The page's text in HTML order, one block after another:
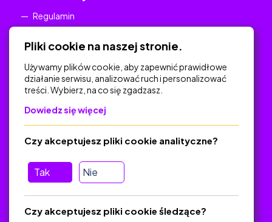
Regulamin
Na skróty
Polityka Prywatności
Regulamin
O platformie
Baza materiałów dydaktycznych
Jak zostać autorem
FAQ
Pliki cookie na naszej stronie.
Używamy plików cookie, aby zapewnić prawidłowe
działanie serwisu, analizować ruch i personalizować
treści. Wybierz, na co się zgadzasz.
Dowiedz się więcej
Tak Nie
Czy akceptujesz pliki cookie analityczne?
Czy akceptujesz pliki cookie śledzące?